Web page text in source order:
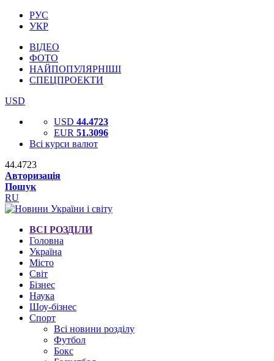
РУС
УКР
ВІДЕО
ФОТО
НАЙПОПУЛЯРНІШІ
СПЕЦПРОЕКТИ
USD
USD 44.4723
EUR 51.3096
Всі курси валют
44.4723
Авторизація
Пошук
RU
ВСІ РОЗДІЛИ
Головна
Україна
Місто
Світ
Бізнес
Наука
Шоу-бізнес
Спорт
Всі новини розділу
Футбол
Бокс